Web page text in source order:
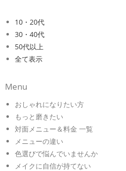
10・20代
30・40代
50代以上
全て表示
Menu
おしゃれになりたい方
もっと磨きたい
対面メニュー＆料金 一覧
メニューの違い
色選びで悩んでいませんか
メイクに自信が持てない